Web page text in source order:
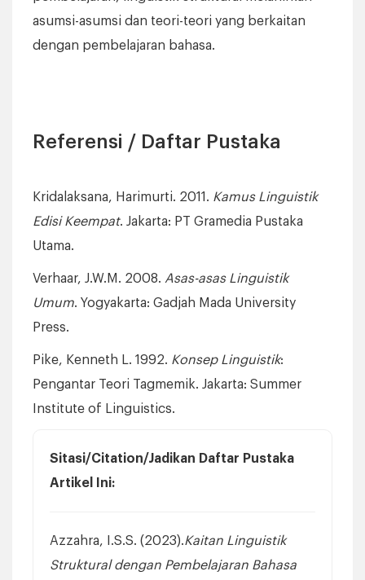
asumsi-asumsi dan teori-teori yang berkaitan
dengan pembelajaran bahasa.
Referensi / Daftar Pustaka
Kridalaksana, Harimurti. 2011. Kamus Linguistik
Edisi Keempat. Jakarta: PT Gramedia Pustaka
Utama.
Verhaar, J.W.M. 2008. Asas-asas Linguistik
Umum. Yogyakarta: Gadjah Mada University
Press.
Pike, Kenneth L. 1992. Konsep Linguistik:
Pengantar Teori Tagmemik. Jakarta: Summer
Institute of Linguistics.
Sitasi/Citation/Jadikan Daftar Pustaka
Artikel Ini:
Azzahra, I.S.S. (2023).Kaitan Linguistik
Struktural dengan Pembelajaran Bahasa